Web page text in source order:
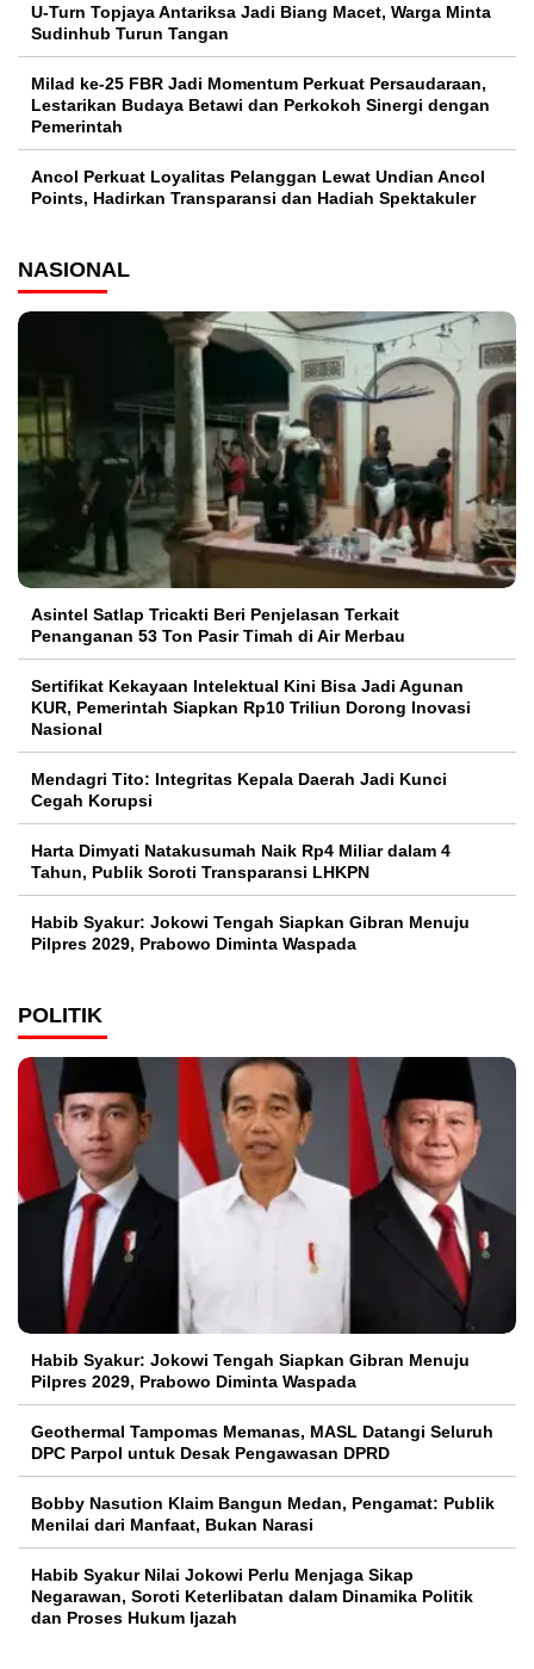
U-Turn Topjaya Antariksa Jadi Biang Macet, Warga Minta
Sudinhub Turun Tangan
Milad ke-25 FBR Jadi Momentum Perkuat Persaudaraan,
Lestarikan Budaya Betawi dan Perkokoh Sinergi dengan
Pemerintah
Ancol Perkuat Loyalitas Pelanggan Lewat Undian Ancol
Points, Hadirkan Transparansi dan Hadiah Spektakuler
NASIONAL
Asintel Satlap Tricakti Beri Penjelasan Terkait
Penanganan 53 Ton Pasir Timah di Air Merbau
Sertifikat Kekayaan Intelektual Kini Bisa Jadi Agunan
KUR, Pemerintah Siapkan Rp10 Triliun Dorong Inovasi
Nasional
Mendagri Tito: Integritas Kepala Daerah Jadi Kunci
Cegah Korupsi
Harta Dimyati Natakusumah Naik Rp4 Miliar dalam 4
Tahun, Publik Soroti Transparansi LHKPN
Habib Syakur: Jokowi Tengah Siapkan Gibran Menuju
Pilpres 2029, Prabowo Diminta Waspada
POLITIK
Habib Syakur: Jokowi Tengah Siapkan Gibran Menuju
Pilpres 2029, Prabowo Diminta Waspada
Geothermal Tampomas Memanas, MASL Datangi Seluruh
DPC Parpol untuk Desak Pengawasan DPRD
Bobby Nasution Klaim Bangun Medan, Pengamat: Publik
Menilai dari Manfaat, Bukan Narasi
Habib Syakur Nilai Jokowi Perlu Menjaga Sikap
Negarawan, Soroti Keterlibatan dalam Dinamika Politik
dan Proses Hukum Ijazah